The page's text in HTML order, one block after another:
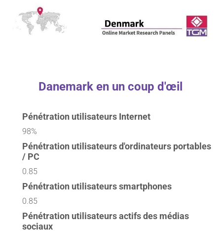
Danemark en un coup d'œil
Pénétration utilisateurs Internet
98%
Pénétration utilisateurs d'ordinateurs portables
/ PC
0.85
Pénétration utilisateurs smartphones
0.85
Pénétration utilisateurs actifs des médias
sociaux